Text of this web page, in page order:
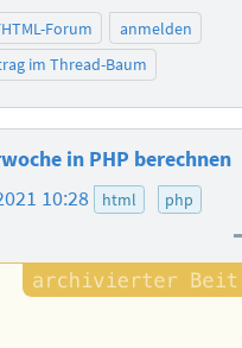
Forum
anmelden
im Thread-Baum
in PHP berechnen
10:28 html php